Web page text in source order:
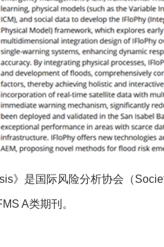
》是国际风险分析协会（
A类期刊。